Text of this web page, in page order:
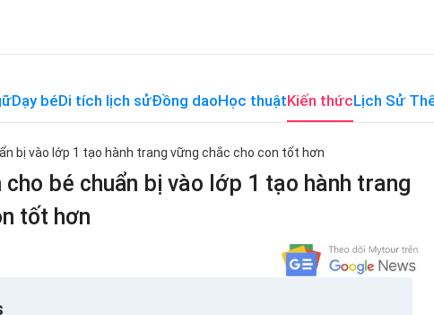
Dạy béDi tích lịch sửĐồng daoHọc thuậtKiến thứcLịch Sử Thế
bị vào lớp 1 tạo hành trang vững chắc cho con tốt hơn
cho bé chuẩn bị vào lớp 1 tạo hành trang
tốt hơn